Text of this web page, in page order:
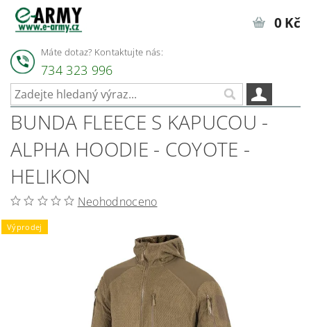
Máte dotaz? Kontaktujte nás:
734 323 996
0 Kč
BUNDA FLEECE S KAPUCOU -
ALPHA HOODIE - COYOTE -
HELIKON
Neohodnoceno
Výprodej